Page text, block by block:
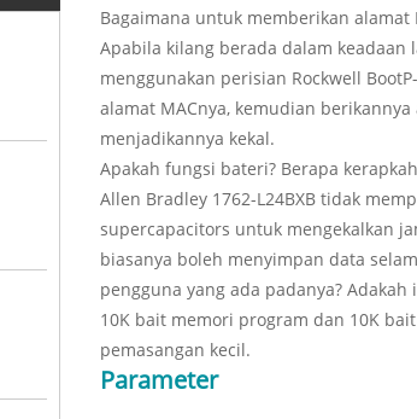
Bagaimana untuk memberikan alamat
Apabila kilang berada dalam keadaan
menggunakan perisian Rockwell
alamat MACnya, kemudian
menjadikannya kekal.
Apakah fungsi bateri? Berapa
Allen Bradley 1762-L24BXB tidak
supercapacitors untuk mengekalkan
biasanya boleh menyimpan data
pengguna yang ada padanya? Adakah
10K bait memori program dan 10K
pemasangan kecil.
Parameter